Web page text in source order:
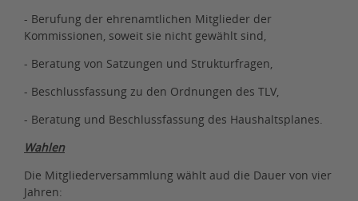
- Berufung der ehrenamtlichen Mitglieder der
Kommissionen, soweit sie nicht gewählt sind,
- Beratung von Satzungen und Strukturfragen,
- Beschlussfassung zu den Ordnungen des TLV,
- Beratung und Beschlussfassung des Haushaltsplanes.
Wahlen
Die Mitgliederversammlung wählt aud die Dauer von vier
Jahren: